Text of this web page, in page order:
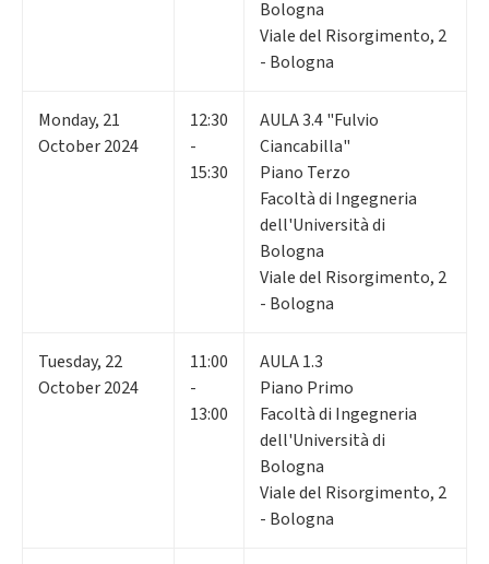
Bologna
Viale del Risorgimento, 2
- Bologna
Monday, 21
October 2024
12:30
-
15:30
AULA 3.4 "Fulvio
Ciancabilla"
Piano Terzo
Facoltà di Ingegneria
dell'Università di
Bologna
Viale del Risorgimento, 2
- Bologna
Tuesday, 22
October 2024
11:00
-
13:00
AULA 1.3
Piano Primo
Facoltà di Ingegneria
dell'Università di
Bologna
Viale del Risorgimento, 2
- Bologna